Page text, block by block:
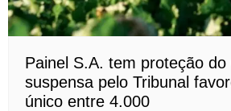
Painel S.A. tem proteção
suspensa pelo Tribunal
único entre 4.000